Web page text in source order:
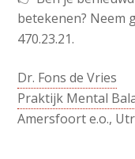
betekenen? Neem
470.23.21.
Dr. Fons de Vries
Praktijk Mental
Amersfoort e.o.,